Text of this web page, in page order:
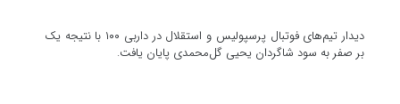
دیدار تیم‌های فوتبال پرسپولیس و استقلال در داربی ۱۰۰ با نتیجه یک
بر صفر به سود شاگردان یحیی گل‌محمدی پایان یافت.